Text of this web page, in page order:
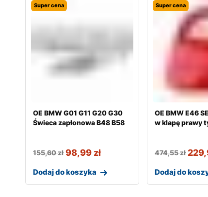
Super cena
OE BMW G01 G11 G20 G30
Świeca zapłonowa B48 B58
155,60zł 98,99 zł
Dodaj do koszyka
Super cena
OE BMW E46
w klapę prawy
474,55zł
Dodaj do